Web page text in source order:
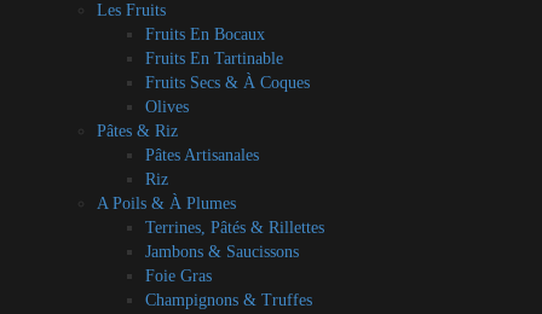
Les Fruits
Fruits En Bocaux
Fruits En Tartinable
Fruits Secs & À Coques
Olives
Pâtes & Riz
Pâtes Artisanales
Riz
A Poils & À Plumes
Terrines, Pâtés & Rillettes
Jambons & Saucissons
Foie Gras
Champignons & Truffes